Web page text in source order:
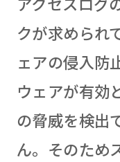
クが求められ
ェアの侵入防
ウェアが有効
の脅威を検出
ん。そのため